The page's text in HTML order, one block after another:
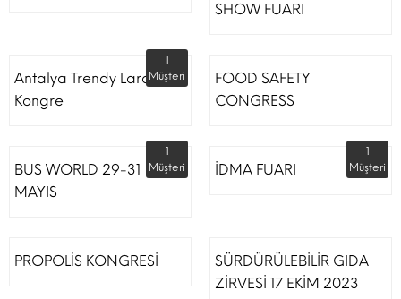
SHOW FUARI
Antalya Trendy Lara Otel
Kongre
1
Müşteri
FOOD SAFETY
CONGRESS
BUS WORLD 29-31
MAYIS
1
Müşteri
İDMA FUARI
1
Müşteri
PROPOLİS KONGRESİ
SÜRDÜRÜLEBİLİR GIDA
ZİRVESİ 17 EKİM 2023